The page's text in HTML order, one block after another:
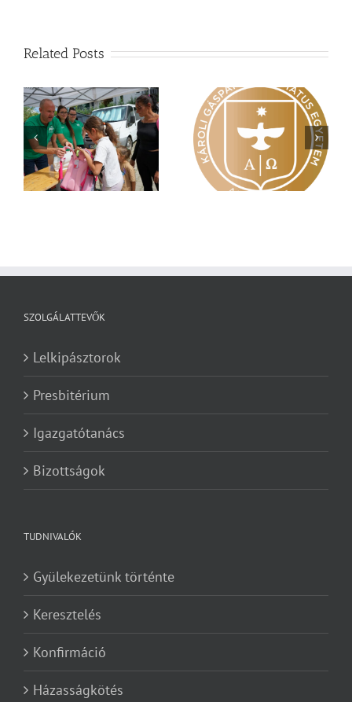
Related Posts
Nagy érdeklődés övezi
a Károli képzéseit
Vasárnapi üzenet –
Zsoltárok 149
SZOLGÁLATTEVŐK
Lelkipásztorok
Presbitérium
Igazgatótanács
Bizottságok
TUDNIVALÓK
Gyülekezetünk történte
Keresztelés
Konfirmáció
Házasságkötés